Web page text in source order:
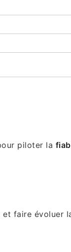
piloter la
faire évoluer